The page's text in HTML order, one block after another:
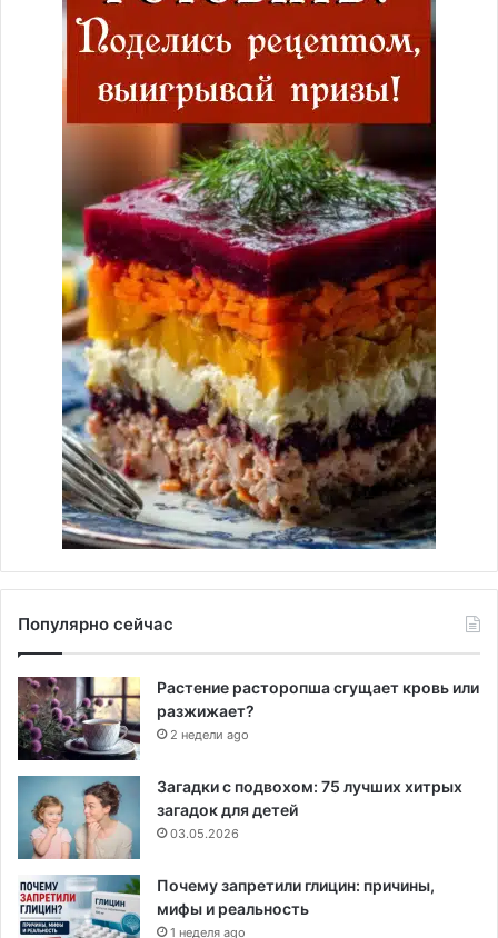
Популярно сейчас
Растение расторопша сгущает кровь или
разжижает?
2 недели ago
Загадки с подвохом: 75 лучших хитрых
загадок для детей
03.05.2026
Почему запретили глицин: причины,
мифы и реальность
1 неделя ago